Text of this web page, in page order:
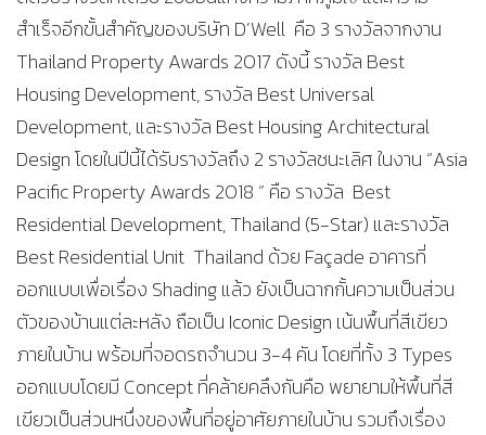
สำเร็จอีกขั้นสำคัญของบริษัท D’Well คือ 3 รางวัลจากงาน
Thailand Property Awards 2017 ดังนี้ รางวัล Best
Housing Development, รางวัล Best Universal
Development, และรางวัล Best Housing Architectural
Design โดยในปีนี้ได้รับรางวัลถึง 2 รางวัลชนะเลิศ ในงาน “Asia
Pacific Property Awards 2018 ” คือ รางวัล Best
Residential Development, Thailand (5-Star) และรางวัล
Best Residential Unit Thailand ด้วย Façade อาคารที่
ออกแบบเพื่อเรื่อง Shading แล้ว ยังเป็นฉากกั้นความเป็นส่วน
ตัวของบ้านแต่ละหลัง ถือเป็น Iconic Design เน้นพื้นที่สีเขียว
ภายในบ้าน พร้อมที่จอดรถจำนวน 3-4 คัน โดยที่ทั้ง 3 Types
ออกแบบโดยมี Concept ที่คล้ายคลึงกันคือ พยายามให้พื้นที่สี
เขียวเป็นส่วนหนึ่งของพื้นที่อยู่อาศัยภายในบ้าน รวมถึงเรื่อง